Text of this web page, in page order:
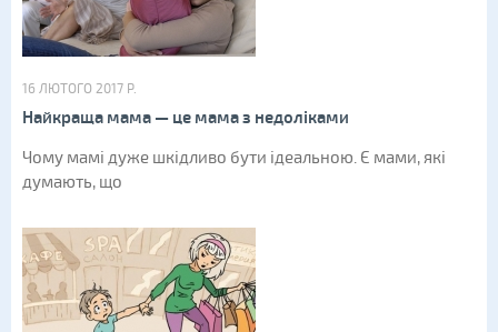
16 ЛЮТОГО 2017 Р.
Найкраща мама — це мама з недоліками
Чому мамі дуже шкідливо бути ідеальною. Є мами, які
думають, що